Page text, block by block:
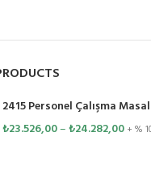
2415 Personel Çalışma
₺23.526,00–₺24.282,00 + %